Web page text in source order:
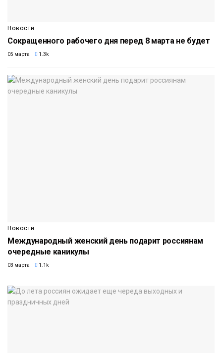
Новости
Сокращенного рабочего дня перед 8 марта не будет
05 марта 1.3k
Новости
Международный женский день подарит россиянам
очередные каникулы
03 марта 1.1k